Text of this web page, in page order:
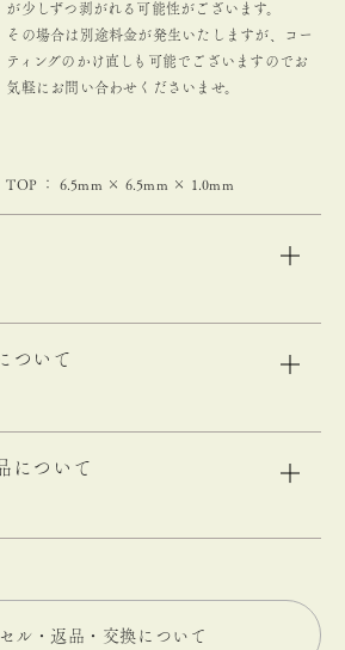
が少しずつ剥がれる可能性がございます。
その場合は別途料金が発生いたしますが、コー
ティングのかけ直しも可能でございますのでお
気軽にお問い合わせくださいませ。
TOP ： 6.5mm × 6.5mm × 1.0mm
ついて
について
ル・返品・交換について